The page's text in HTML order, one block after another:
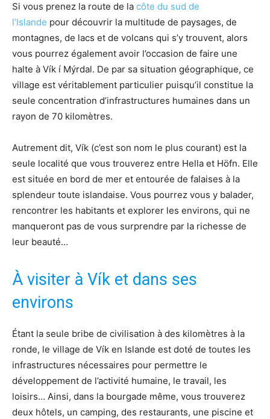
Si vous prenez la route de la côte du sud de
l’Islande pour découvrir la multitude de paysages, de
montagnes, de lacs et de volcans qui s’y trouvent, alors
vous pourrez également avoir l’occasion de faire une
halte à Vík í Mýrdal. De par sa situation géographique, ce
village est véritablement particulier puisqu’il constitue la
seule concentration d’infrastructures humaines dans un
rayon de 70 kilomètres.
Autrement dit, Vík (c’est son nom le plus courant) est la
seule localité que vous trouverez entre Hella et Höfn. Elle
est située en bord de mer et entourée de falaises à la
splendeur toute islandaise. Vous pourrez vous y balader,
rencontrer les habitants et explorer les environs, qui ne
manqueront pas de vous surprendre par la richesse de
leur beauté…
À visiter à Vík et dans ses
environs
Étant la seule bribe de civilisation à des kilomètres à la
ronde, le village de Vík en Islande est doté de toutes les
infrastructures nécessaires pour permettre le
développement de l’activité humaine, le travail, les
loisirs… Ainsi, dans la bourgade même, vous trouverez
deux hôtels, un camping, des restaurants, une piscine et